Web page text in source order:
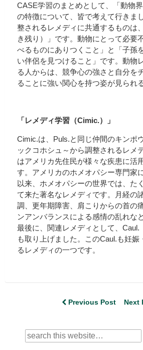
CASE学習のまとめとして、「動物
の特徴について、皆で考えて行きま
整されるレメディに共通するものは
き残り）」です。動物にとって必要
べるものにありつくこと」と「子孫
い伴侶を見つけること」です。動物
る人からは、競争心の強さと自分を
ることに強い関心を持つ姿が見られ
「レメディ学習（Cimic.）」
Cimic.は、Puls.と同じ仲間のキンポ
ックコホシュ～から調整されるレメ
はアメリカ先住民が様々な疾患に活
す。アメリカのホメオパシー専門家
以来、ホメオパシーの世界では、た
て来た著名なレメディです。月経の
調、更年期障害、肩こりからの首の
ンアンバランスによる感情の乱れな
最後に、関連レメディとして、Caul.
も取り上げました。このCaul.も妊娠
るレメディの一つです。
Previous Post Next